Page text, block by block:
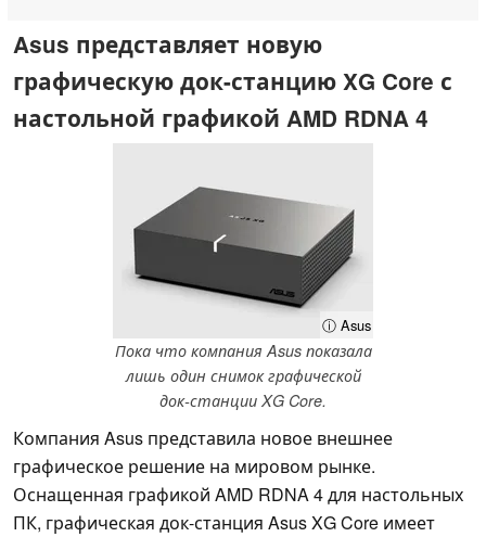
Asus представляет новую
графическую док-станцию XG Core с
настольной графикой AMD RDNA 4
ⓘ Asus
Пока что компания Asus показала
лишь один снимок графической
док-станции XG Core.
Компания Asus представила новое внешнее
графическое решение на мировом рынке.
Оснащенная графикой AMD RDNA 4 для настольных
ПК, графическая док-станция Asus XG Core имеет